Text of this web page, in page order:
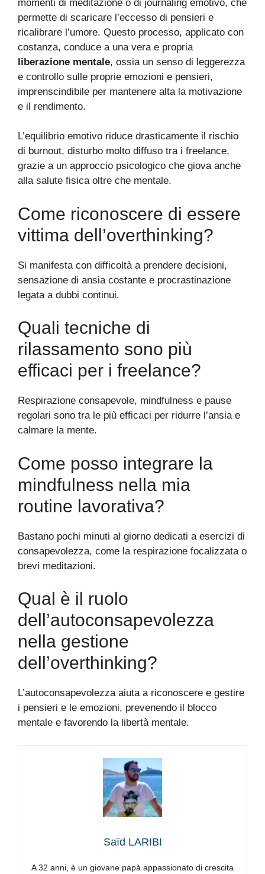
momenti di meditazione o di journaling emotivo, che
permette di scaricare l’eccesso di pensieri e
ricalibrare l’umore. Questo processo, applicato con
costanza, conduce a una vera e propria
liberazione mentale, ossia un senso di leggerezza
e controllo sulle proprie emozioni e pensieri,
imprenscindibile per mantenere alta la motivazione
e il rendimento.
L’equilibrio emotivo riduce drasticamente il rischio
di burnout, disturbo molto diffuso tra i freelance,
grazie a un approccio psicologico che giova anche
alla salute fisica oltre che mentale.
Come riconoscere di essere
vittima dell’overthinking?
Si manifesta con difficoltà a prendere decisioni,
sensazione di ansia costante e procrastinazione
legata a dubbi continui.
Quali tecniche di
rilassamento sono più
efficaci per i freelance?
Respirazione consapevole, mindfulness e pause
regolari sono tra le più efficaci per ridurre l’ansia e
calmare la mente.
Come posso integrare la
mindfulness nella mia
routine lavorativa?
Bastano pochi minuti al giorno dedicati a esercizi di
consapevolezza, come la respirazione focalizzata o
brevi meditazioni.
Qual è il ruolo
dell’autoconsapevolezza
nella gestione
dell’overthinking?
L’autoconsapevolezza aiuta a riconoscere e gestire
i pensieri e le emozioni, prevenendo il blocco
mentale e favorendo la libertà mentale.
Saïd LARIBI
A 32 anni, è un giovane papà appassionato di crescita